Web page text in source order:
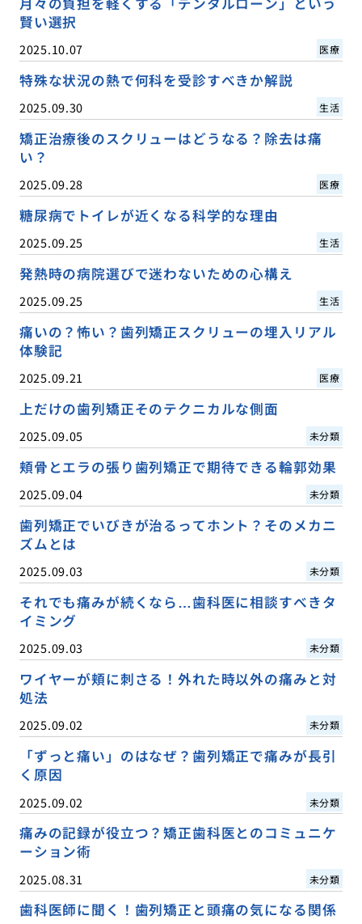
賢い選択
2025.10.07 医療
特殊な状況の熱で何科を受診すべきか解説
2025.09.30 生活
矯正治療後のスクリューはどうなる？除去は痛
い？
2025.09.28 医療
糖尿病でトイレが近くなる科学的な理由
2025.09.25 生活
発熱時の病院選びで迷わないための心構え
2025.09.25 生活
痛いの？怖い？歯列矯正スクリューの埋入リアル
体験記
2025.09.21 医療
上だけの歯列矯正そのテクニカルな側面
2025.09.05 未分類
頬骨とエラの張り歯列矯正で期待できる輪郭効果
2025.09.04 未分類
歯列矯正でいびきが治るってホント？そのメカニ
ズムとは
2025.09.03 未分類
それでも痛みが続くなら…歯科医に相談すべきタ
イミング
2025.09.03 未分類
ワイヤーが頬に刺さる！外れた時以外の痛みと対
処法
2025.09.02 未分類
「ずっと痛い」のはなぜ？歯列矯正で痛みが長引
く原因
2025.09.02 未分類
痛みの記録が役立つ？矯正歯科医とのコミュニケ
ーション術
2025.08.31 未分類
歯科医師に聞く！歯列矯正と頭痛の気になる関係